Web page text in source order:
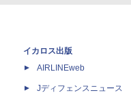
イカロス出版
AIRLINEweb
Jディフェンスニュース